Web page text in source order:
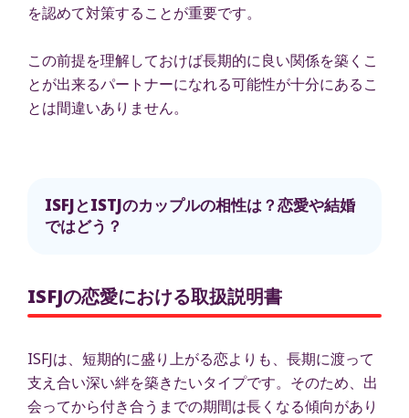
を認めて対策することが重要です。
この前提を理解しておけば長期的に良い関係を築くこ
とが出来るパートナーになれる可能性が十分にあるこ
とは間違いありません。
ISFJとISTJのカップルの相性は？恋愛や結婚
ではどう？
ISFJの恋愛における取扱説明書
ISFJは、短期的に盛り上がる恋よりも、長期に渡って
支え合い深い絆を築きたいタイプです。そのため、出
会ってから付き合うまでの期間は長くなる傾向があり